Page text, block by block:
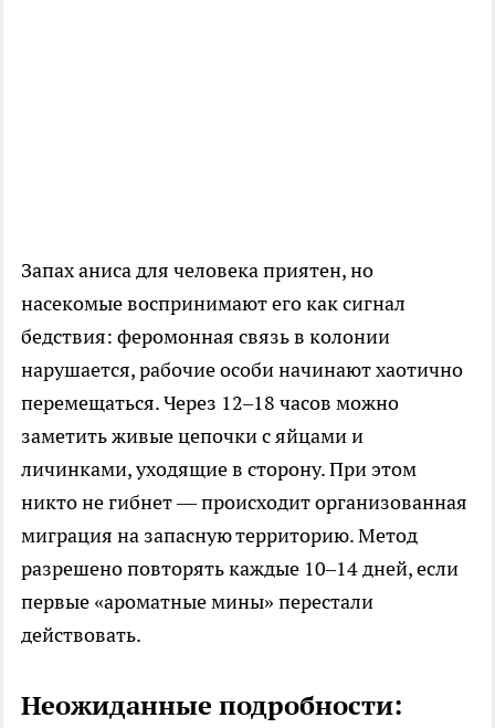
Запах аниса для человека приятен, но
насекомые воспринимают его как сигнал
бедствия: феромонная связь в колонии
нарушается, рабочие особи начинают хаотично
перемещаться. Через 12–18 часов можно
заметить живые цепочки с яйцами и
личинками, уходящие в сторону. При этом
никто не гибнет — происходит организованная
миграция на запасную территорию. Метод
разрешено повторять каждые 10–14 дней, если
первые «ароматные мины» перестали
действовать.
Неожиданные подробности: